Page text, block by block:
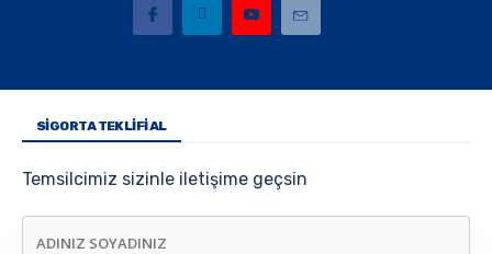
SIGORTA TEKLIFI AL
Temsilcimiz sizinle iletişime geçsin